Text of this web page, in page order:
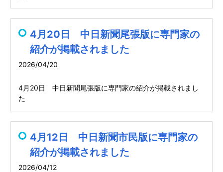
4月20日 中日新聞尾張版に専門家の
紹介が掲載されました
2026/04/20
4月20日 中日新聞尾張版に専門家の紹介が掲載されまし
た
4月12日 中日新聞市民版に専門家の
紹介が掲載されました
2026/04/12